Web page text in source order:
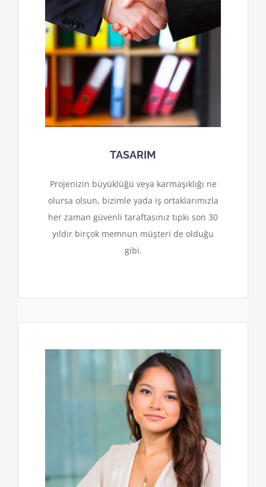
TASARIM
Projenizin büyüklüğü veya karmaşıklığı ne
olursa olsun, bizimle yada iş ortaklarımızla
her zaman güvenli taraftasınız tıpkı son 30
yıldır birçok memnun müşteri de olduğu
gibi.